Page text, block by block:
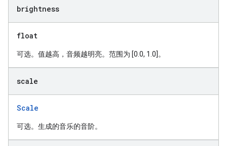
brightness
float
可选。值越高，音频越明亮。范围为 [0.0, 1.0]。
scale
Scale
可选。生成的音乐的音阶。